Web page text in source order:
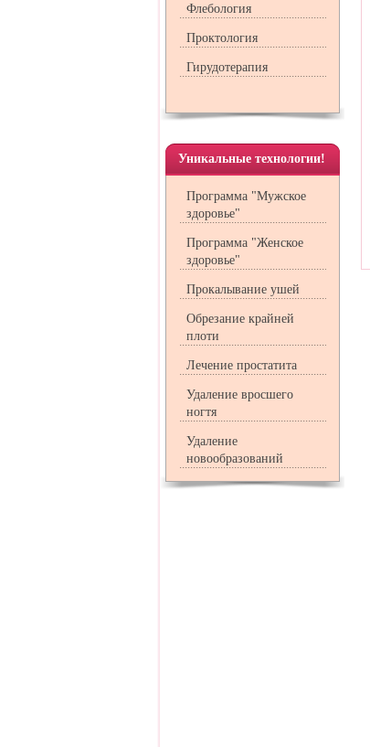
Флебология
Проктология
Гирудотерапия
Уникальные технологии!
Программа "Мужское
здоровье"
Программа "Женское
здоровье"
Прокалывание ушей
Обрезание крайней
плоти
Лечение простатита
Удаление вросшего
ногтя
Удаление
новообразований